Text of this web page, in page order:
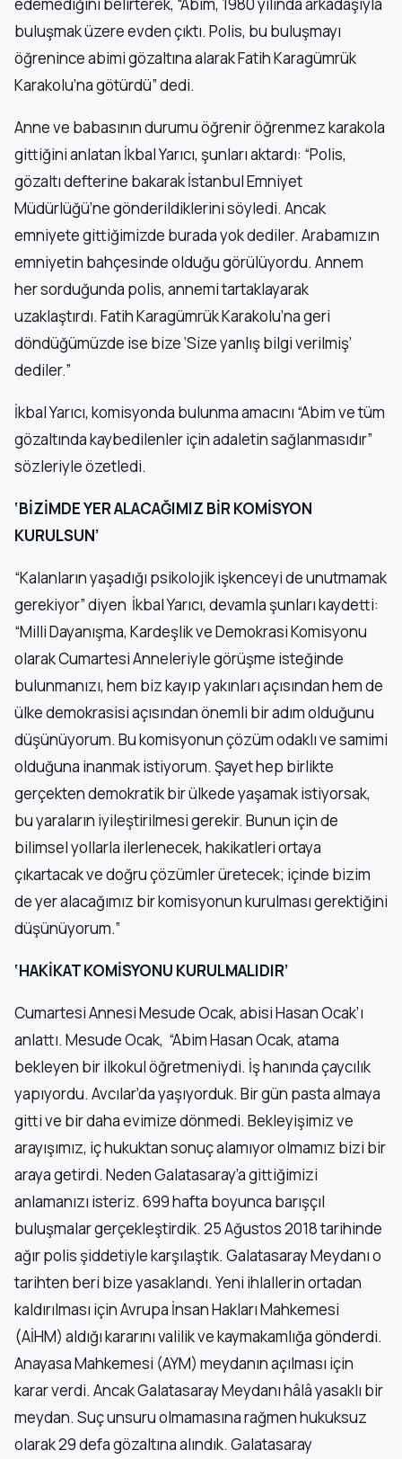
buluşmak üzere evden çıktı. Polis, bu buluşmayı
öğrenince abimi gözaltına alarak Fatih Karagümrük
Karakolu’na götürdü” dedi.
Anne ve babasının durumu öğrenir öğrenmez karakola
gittiğini anlatan İkbal Yarıcı, şunları aktardı: “Polis,
gözaltı defterine bakarak İstanbul Emniyet
Müdürlüğü’ne gönderildiklerini söyledi. Ancak
emniyete gittiğimizde burada yok dediler. Arabamızın
emniyetin bahçesinde olduğu görülüyordu. Annem
her sorduğunda polis, annemi tartaklayarak
uzaklaştırdı. Fatih Karagümrük Karakolu’na geri
döndüğümüzde ise bize ‘Size yanlış bilgi verilmiş’
dediler.”
İkbal Yarıcı, komisyonda bulunma amacını “Abim ve tüm
gözaltında kaybedilenler için adaletin sağlanmasıdır”
sözleriyle özetledi.
‘BİZİMDE YER ALACAĞIMIZ BİR KOMİSYON
KURULSUN’
“Kalanların yaşadığı psikolojik işkenceyi de unutmamak
gerekiyor” diyen İkbal Yarıcı, devamla şunları kaydetti:
“Milli Dayanışma, Kardeşlik ve Demokrasi Komisyonu
olarak Cumartesi Anneleriyle görüşme isteğinde
bulunmanızı, hem biz kayıp yakınları açısından hem de
ülke demokrasisi açısından önemli bir adım olduğunu
düşünüyorum. Bu komisyonun çözüm odaklı ve samimi
olduğuna inanmak istiyorum. Şayet hep birlikte
gerçekten demokratik bir ülkede yaşamak istiyorsak,
bu yaraların iyileştirilmesi gerekir. Bunun için de
bilimsel yollarla ilerlenecek, hakikatleri ortaya
çıkartacak ve doğru çözümler üretecek; içinde bizim
de yer alacağımız bir komisyonun kurulması gerektiğini
düşünüyorum.”
‘HAKİKAT KOMİSYONU KURULMALIDIR’
Cumartesi Annesi Mesude Ocak, abisi Hasan Ocak’ı
anlattı. Mesude Ocak, “Abim Hasan Ocak, atama
bekleyen bir ilkokul öğretmeniydi. İş hanında çaycılık
yapıyordu. Avcılar’da yaşıyorduk. Bir gün pasta almaya
gitti ve bir daha evimize dönmedi. Bekleyişimiz ve
arayışımız, iç hukuktan sonuç alamıyor olmamız bizi bir
araya getirdi. Neden Galatasaray’a gittiğimizi
anlamanızı isteriz. 699 hafta boyunca barışçıl
buluşmalar gerçekleştirdik. 25 Ağustos 2018 tarihinde
ağır polis şiddetiyle karşılaştık. Galatasaray Meydanı o
tarihten beri bize yasaklandı. Yeni ihlallerin ortadan
kaldırılması için Avrupa İnsan Hakları Mahkemesi
(AİHM) aldığı kararını valilik ve kaymakamlığa gönderdi.
Anayasa Mahkemesi (AYM) meydanın açılması için
karar verdi. Ancak Galatasaray Meydanı hâlâ yasaklı bir
meydan. Suç unsuru olmamasına rağmen hukuksuz
olarak 29 defa gözaltına alındık. Galatasaray